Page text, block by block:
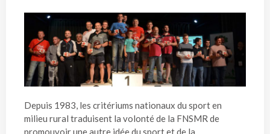
Depuis 1983, les critériums nationaux du sport en
milieu rural traduisent la volonté de la FNSMR de
promouvoir une autre idée du sport et de la